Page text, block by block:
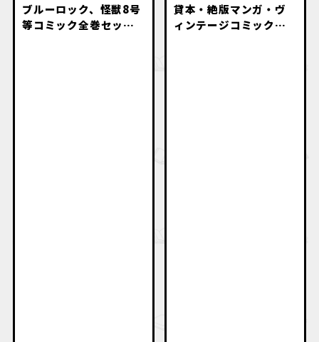
ブルーロック、怪獣8号
等コミック全巻セット
貸本・絶版マンガ・ヴ
ィンテージコミック・